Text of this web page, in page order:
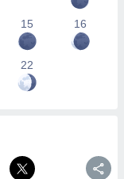
15 16
22